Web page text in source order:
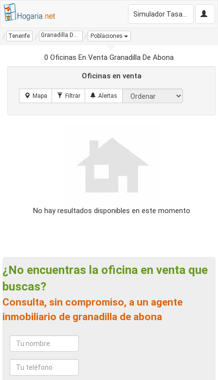
Tenerife Granadilla De Abona Poblaciones
0 Oficinas En Venta Granadilla De Abona
Oficinas en venta
No hay resultados disponibles en este momento
¿No encuentras la oficina en venta que
buscas?
Consulta, sin compromiso, a un agente
inmobiliario de granadilla de abona